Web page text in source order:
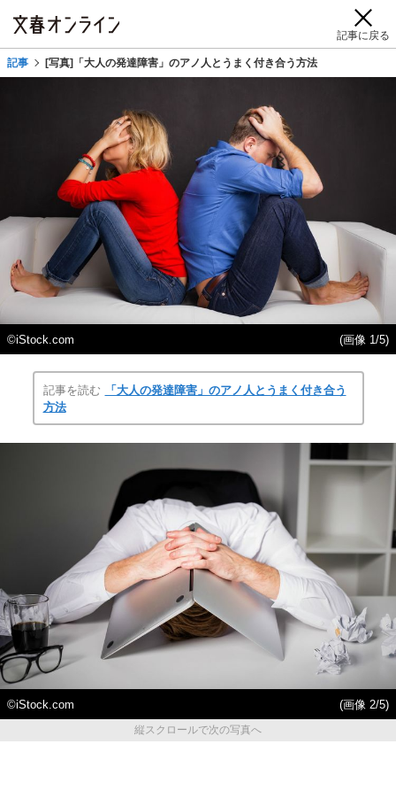
記事に戻る
記事 [写真]「大人の発達障害」のアノ人とうまく付き合う方法
©iStock.com (画像 1/5)
記事を読む
「大人の発達障害」のアノ人とうまく付き合う
方法
©iStock.com
(画像 2/5)
縦スクロールで次の写真へ